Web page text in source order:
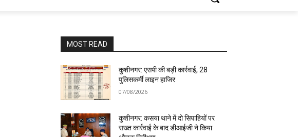
MOST READ
कुशीनगर: एसपी की बड़ी कार्रवाई, 28
पुलिसकर्मी लाइन हाजिर
07/08/2026
कुशीनगर: कसया थाने में दो सिपाहियों पर
सख्त कार्रवाई के बाद डीआईजी ने किया